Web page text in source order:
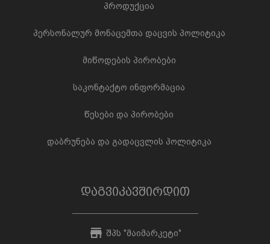
პროდუქცია
პერსონალურ მონაცემთა დაცვის პოლიტიკა
მიწოდების პირობები
საკონტაქტო ინფორმაცია
წესები და პირობები
დაბრუნება და გადაცვლის პოლიტიკა
დაგვიკავშირდით
შპს "მაიმარკეტი"